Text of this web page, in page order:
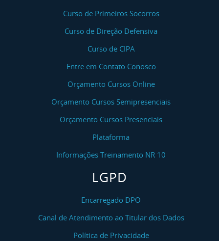
Curso de Primeiros Socorros
Curso de Direção Defensiva
Curso de CIPA
Entre em Contato Conosco
Orçamento Cursos Online
Orçamento Cursos Semipresenciais
Orçamento Cursos Presenciais
Plataforma
Informações Treinamento NR 10
LGPD
Encarregado DPO
Canal de Atendimento ao Titular dos Dados
Política de Privacidade